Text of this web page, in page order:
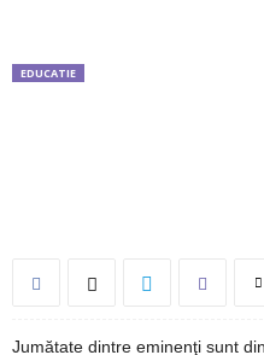
EDUCATIE
Jumătate dintre eminenţi sunt